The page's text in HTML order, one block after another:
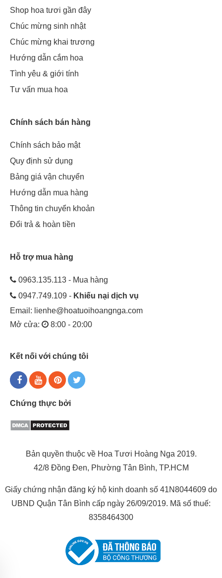
Shop hoa tươi gần đây
Chúc mừng sinh nhật
Chúc mừng khai trương
Hướng dẫn cắm hoa
Tình yêu & giới tính
Tư vấn mua hoa
Chính sách bán hàng
Chính sách bảo mật
Quy định sử dụng
Bảng giá vận chuyển
Hướng dẫn mua hàng
Thông tin chuyển khoản
Đổi trả & hoàn tiền
Hỗ trợ mua hàng
0963.135.113 - Mua hàng
0947.749.109 - Khiếu nại dịch vụ
Email: lienhe@hoatuoihoangnga.com
Mở cửa:
8:00 - 20:00
Kết nối với chúng tôi
Chứng thực bởi
Bản quyền thuộc về Hoa Tươi Hoàng Nga 2019.
42/8 Đồng Đen, Phường Tân Bình, TP.HCM
Giấy chứng nhận đăng ký hộ kinh doanh số 41N8044609 do
UBND Quận Tân Bình cấp ngày 26/09/2019. Mã số thuế:
8358464300